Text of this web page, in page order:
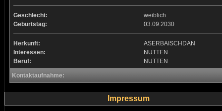
Geschlecht:
weiblich
Geburtstag:
03.09.2030
Herkunft:
ASERBAISCHDAN
Interessen:
NUTTEN
Beruf:
NUTTEN
Kontaktaufnahme:
Impressum